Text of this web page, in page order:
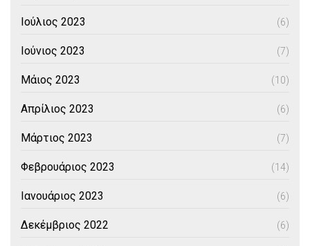
Ιούλιος 2023 (6)
Ιούνιος 2023 (7)
Μάιος 2023 (10)
Απρίλιος 2023 (6)
Μάρτιος 2023 (7)
Φεβρουάριος 2023 (14)
Ιανουάριος 2023 (6)
Δεκέμβριος 2022 (6)